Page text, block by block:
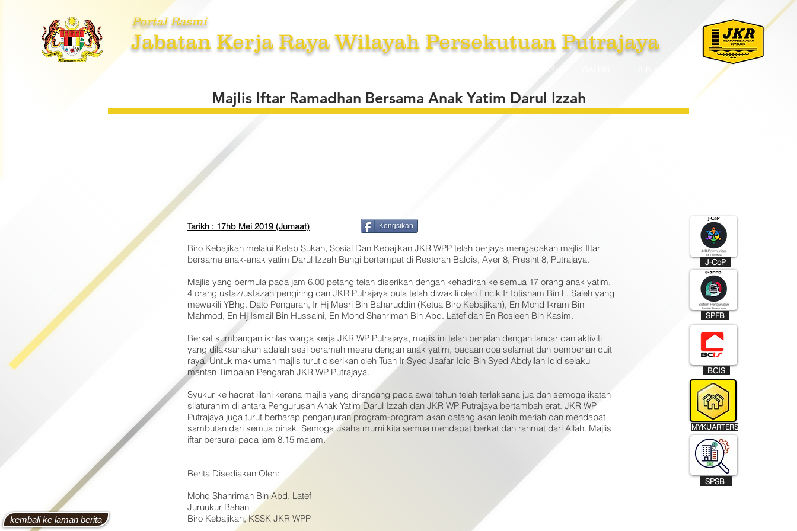
Portal Rasmi
Jabatan Kerja Raya Wilayah Persekutuan Putrajaya
J-CoP
SPFB
BCIS
MYKUARTERS
SPSB
Majlis Iftar Ramadhan Bersama Anak Yatim Darul Izzah
Tarikh : 17hb Mei 2019 (Jumaat)
Biro Kebajikan melalui Kelab Sukan, Sosial Dan Kebajikan JKR WPP telah berjaya mengadakan majlis Iftar
bersama anak-anak yatim Darul Izzah Bangi bertempat di Restoran Balqis, Ayer 8, Presint 8, Putrajaya.
Majlis yang bermula pada jam 6.00 petang telah diserikan dengan kehadiran ke semua 17 orang anak yatim,
4 orang ustaz/ustazah pengiring dan JKR Putrajaya pula telah diwakili oleh Encik Ir Ibtisham Bin L. Saleh yang
mewakili YBhg. Dato Pengarah, Ir Hj Masri Bin Baharuddin (Ketua Biro Kebajikan), En Mohd Ikram Bin
Mahmod, En Hj Ismail Bin Hussaini, En Mohd Shahriman Bin Abd. Latef dan En Rosleen Bin Kasim.
Berkat sumbangan ikhlas warga kerja JKR WP Putrajaya, majlis ini telah berjalan dengan lancar dan aktiviti
yang dilaksanakan adalah sesi beramah mesra dengan anak yatim, bacaan doa selamat dan pemberian duit
raya. Untuk makluman majlis turut diserikan oleh Tuan Ir Syed Jaafar Idid Bin Syed Abdyllah Idid selaku
mantan Timbalan Pengarah JKR WP Putrajaya.
Syukur ke hadrat illahi kerana majlis yang dirancang pada awal tahun telah terlaksana jua dan semoga ikatan
silaturahim di antara Pengurusan Anak Yatim Darul Izzah dan JKR WP Putrajaya bertambah erat. JKR WP
Putrajaya juga turut berharap penganjuran program-program akan datang akan lebih meriah dan mendapat
sambutan dari semua pihak. Semoga usaha murni kita semua mendapat berkat dan rahmat dari Allah. Majlis
iftar bersurai pada jam 8.15 malam.
Berita Disediakan Oleh:
Mohd Shahriman Bin Abd. Latef
Juruukur Bahan
Biro Kebajikan, KSSK JKR WPP
Kongsikan
kembali ke laman berita